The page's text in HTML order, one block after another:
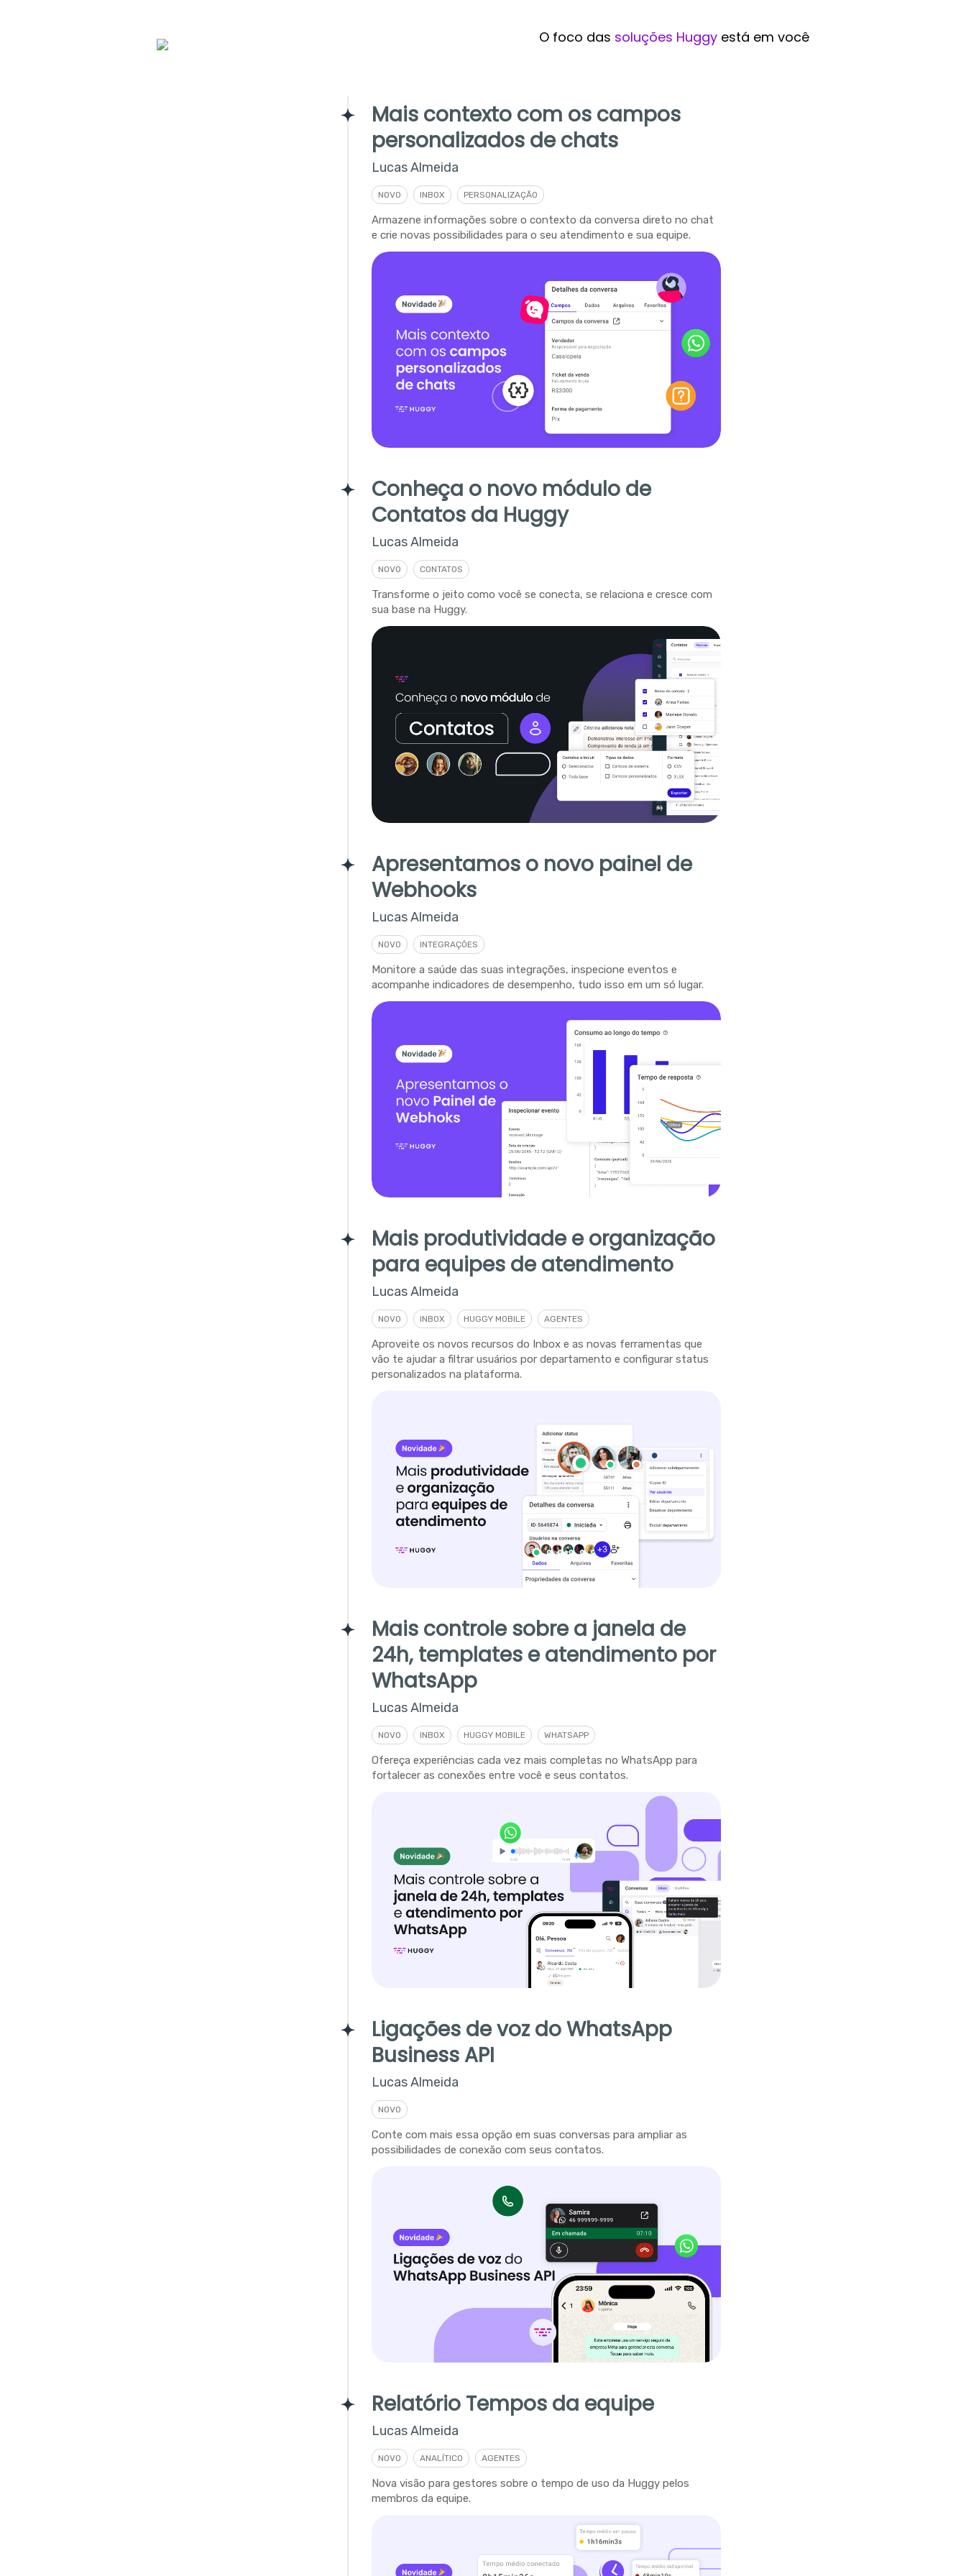
O foco das soluções Huggyestá em você
Mais contexto com os campos
personalizados de chats
Lucas Almeida
NOVO INBOX PERSONALIZAÇÃO
Armazene informações sobre o contexto da conversa direto no chat
e crie novas possibilidades para o seu atendimento e sua equipe.
Conheça o novo módulo de
Contatos da Huggy
Lucas Almeida
NOVO CONTATOS
Transforme o jeito como você se conecta, se relaciona e cresce com
sua base na Huggy.
Apresentamos o novo painel de
Webhooks
Lucas Almeida
NOVO INTEGRAÇÕES
Monitore a saúde das suas integrações, inspecione eventos e
acompanhe indicadores de desempenho, tudo isso em um só lugar.
Mais produtividade e organização
para equipes de atendimento
Lucas Almeida
NOVO INBOX HUGGY MOBILE AGENTES
Aproveite os novos recursos do Inbox e as novas ferramentas que
vão te ajudar a filtrar usuários por departamento e configurar status
personalizados na plataforma.
Mais controle sobre a janela de
24h, templates e atendimento por
WhatsApp
Lucas Almeida
NOVO INBOX HUGGY MOBILE WHATSAPP
Ofereça experiências cada vez mais completas no WhatsApp para
fortalecer as conexões entre você e seus contatos.
Ligações de voz do WhatsApp
Business API
Lucas Almeida
NOVO
Conte com mais essa opção em suas conversas para ampliar as
possibilidades de conexão com seus contatos.
Relatório Tempos da equipe
Lucas Almeida
NOVO ANALÍTICO AGENTES
Nova visão para gestores sobre o tempo de uso da Huggy pelos
membros da equipe.